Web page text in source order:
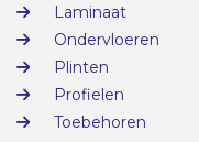
Laminaat
Ondervloeren
Plinten
Profielen
Toebehoren